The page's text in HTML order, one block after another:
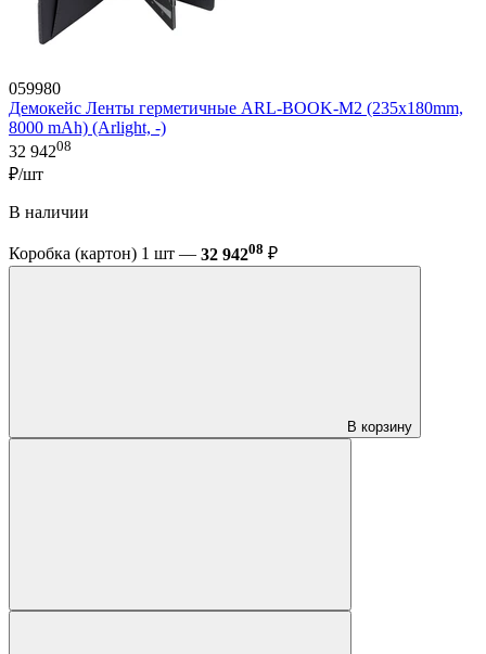
059980
Демокейс Ленты герметичные ARL-BOOK-M2 (235х180mm,
8000 mAh) (Arlight, -)
32 94208
₽/шт
В наличии
Коробка (картон) 1 шт — 32 94208 ₽
В корзину